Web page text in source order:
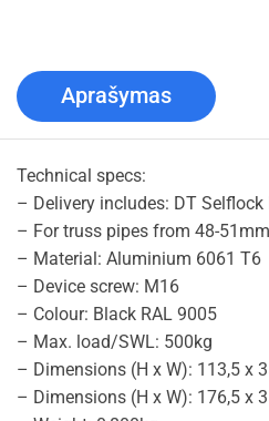
Aprašymas
Technical specs:
– Delivery includes: DT Selflock
– For truss pipes from 48-
– Material: Aluminium 6061 T6
– Device screw: M16
– Colour: Black RAL 9005
– Max. load/SWL: 500kg
– Dimensions (H x W): 113,5 x
– Dimensions (H x W): 176,5 x